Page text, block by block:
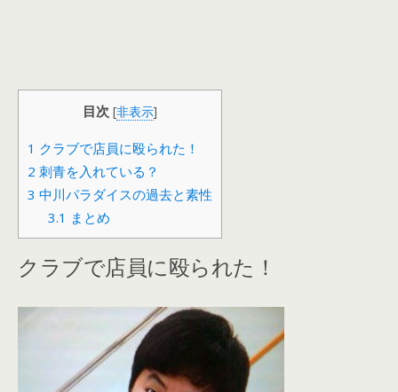
目次 [非表示]
1 クラブで店員に殴られた！
2 刺青を入れている？
3 中川パラダイスの過去と素性
3.1 まとめ
クラブで店員に殴られた！